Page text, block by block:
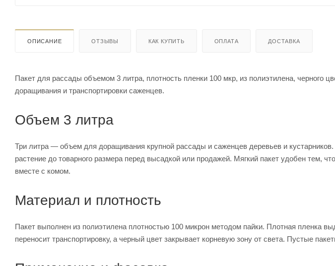
ОПИСАНИЕ ОТЗЫВЫ КАК КУПИТЬ ОПЛАТА ДОСТАВКА
Пакет для рассады объемом 3 литра, плотность пленки 100 мкр, из полиэтилена, черного
доращивания и транспортировки саженцев.
Объем 3 литра
Три литра — объем для доращивания крупной рассады и саженцев деревьев и
растение до товарного размера перед высадкой или продажей. Мягкий пакет удобен тем,
вместе с комом.
Материал и плотность
Пакет выполнен из полиэтилена плотностью 100 микрон методом пайки. Плотная пленка
переносит транспортировку, а черный цвет закрывает корневую зону от света. Пустые